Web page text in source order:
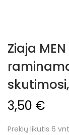
Ziaja
3,50 €
Prekių likutis 6